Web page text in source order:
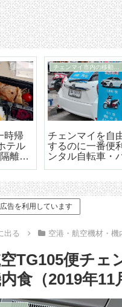
在の
はこ
選び
TM30
TM-30とは何か
け出の方法など
な解説
告を利用しています
出る 空港・航空機材・機
空TG105便チ
食（2019年11